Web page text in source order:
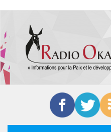
contenu
principal